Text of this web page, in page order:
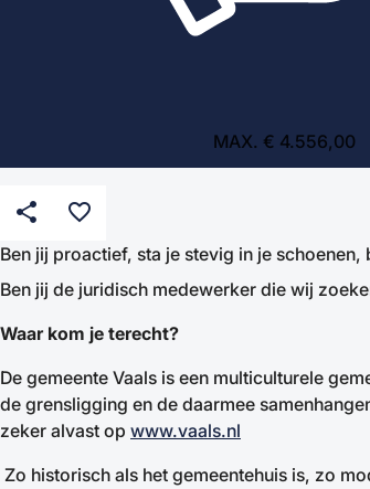
MAX. € 4.556,00
share favorite_border
Ben jij proactief, sta je stevig in je
Ben jij de juridisch medewerker die wij
Waar kom je terecht?
De gemeente Vaals is een multiculturele
de grensligging en de daarmee
zeker alvast op www.vaals.nl
Zo historisch als het gemeentehuis is, zo